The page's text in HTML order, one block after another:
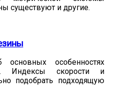
существуют и другие.
особенностях
Индексы скорости и
подобрать подходящую